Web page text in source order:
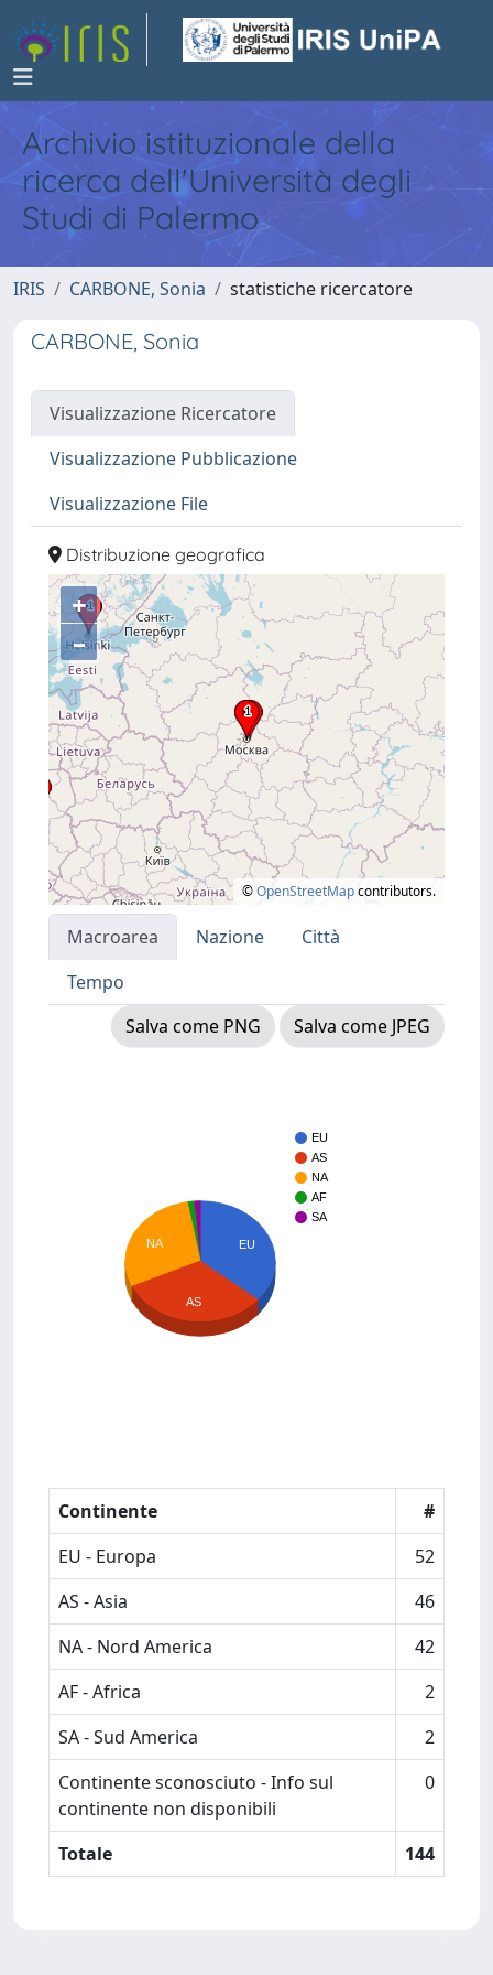
Archivio istituzionale della
ricerca dell'Università degli
Studi di Palermo
IRIS CARBONE, Sonia statistiche ricercatore
CARBONE, Sonia
Visualizzazione Ricercatore
Visualizzazione Pubblicazione
Visualizzazione File
Distribuzione geografica
+
–
©OpenStreetMapcontributors.
Macroarea Nazione
Città
Tempo
Salva come PNG
Salva come JPEG
EU
AS
NA
AF
SA
EU
NA
AS
Continente
#
EU - Europa
52
AS - Asia
46
NA - Nord America
42
AF - Africa
2
SA - Sud America
2
Continente sconosciuto - Info sul
continente non disponibili
0
Totale 144